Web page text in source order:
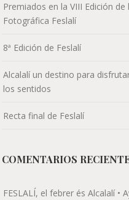
Premiados en la VIII Edición
Fotográfica Feslalí
8ª Edición de Feslalí
Alcalalí un destino para
los sentidos
Recta final de Feslalí
COMENTARIOS
FESLALÍ, el febrer és Alcalalí •